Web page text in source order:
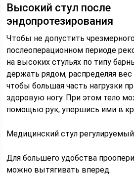
Высокий стул после
эндопротезирования
Чтобы не допустить
послеоперационном периоде
на высоких стульях по типу
держать рядом, распределяя
чтобы большая часть нагрузки
здоровую ногу. При этом тело
помощью рук, упершись ими в
Медицинский стул
Для большего удобства
можно вытягивать вперед.